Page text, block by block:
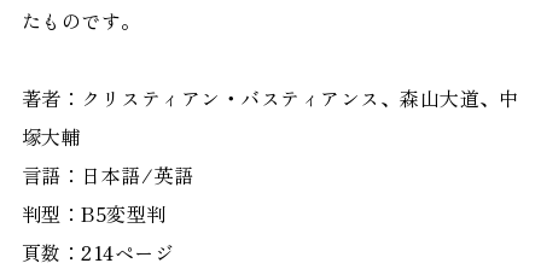
たものです。
著者：クリスティアン・バスティアンス、森山大道、中
塚大輔
言語：日本語/英語
判型：B5変型判
頁数：214ページ